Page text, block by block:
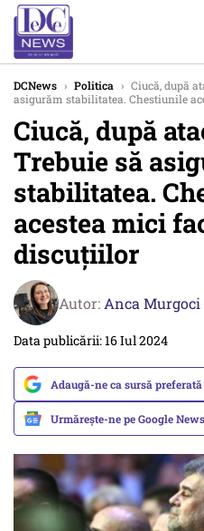
DCNews › Politica › Ciucă, după
asigurăm stabilitatea. Chestiunile
Ciucă, după
Trebuie să
stabilitatea.
acestea mici
discuţiilor
Autor: Anca Murgoci
Data publicării: 16 Iul 2024
Adaugă-ne ca sursă
Urmărește-ne pe Google News